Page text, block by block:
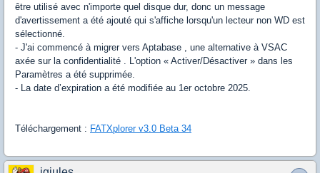
être utilisé avec n'importe quel disque dur, donc un message
d'avertissement a été ajouté qui s'affiche lorsqu'un lecteur non WD est
sélectionné.
- J'ai commencé à migrer vers Aptabase , une alternative à VSAC
axée sur la confidentialité . L'option « Activer/Désactiver » dans les
Paramètres a été supprimée.
- La date d’expiration a été modifiée au 1er octobre 2025.
Téléchargement : FATXplorer v3.0 Beta 34